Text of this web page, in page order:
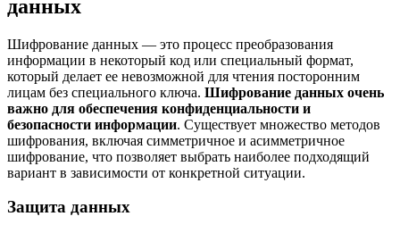
данных
Шифрование данных — это процесс преобразования
информации в некоторый код или специальный формат,
который делает ее невозможной для чтения посторонним
лицам без специального ключа. Шифрование данных очень
важно для обеспечения конфиденциальности и
безопасности информации. Существует множество методов
шифрования, включая симметричное и асимметричное
шифрование, что позволяет выбрать наиболее подходящий
вариант в зависимости от конкретной ситуации.
Защита данных